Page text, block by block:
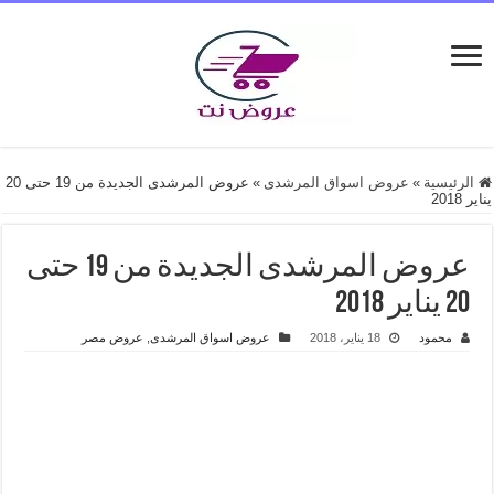
الرئيسية » عروض اسواق المرشدى »
عروض المرشدى الجديدة من 19 حتى 20
يناير 2018
عروض المرشدى الجديدة من 19 حتى
20 يناير 2018
محمود 18 يناير، 2018 عروض اسواق المرشدى, عروض مصر